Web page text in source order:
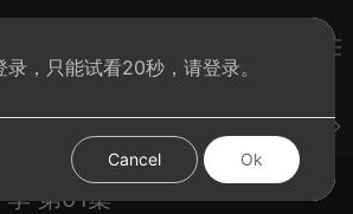
第01集
，只能试看20秒，请登录。
Cancel Ok